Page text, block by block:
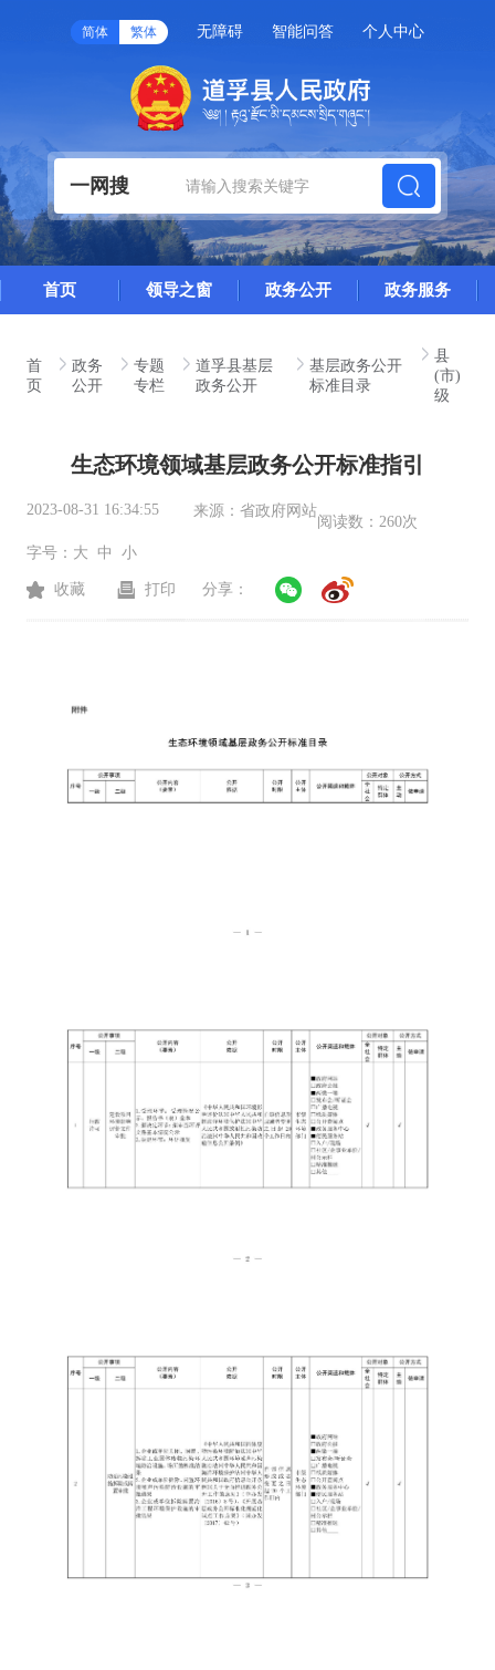
简体 繁体 无障碍 智能问答 个人中心
一网搜
首页 领导之窗 政务公开 政务服务
首
页
政务
公开
专题
专栏
道孚县基层
政务公开
基层政务公开
标准目录
县
(市)
级
生态环境领域基层政务公开标准指引
2023-08-31 16:34:55 来源： 省政府网站
阅读数： 260次
字号： 大 中 小
收藏 打印 分享：